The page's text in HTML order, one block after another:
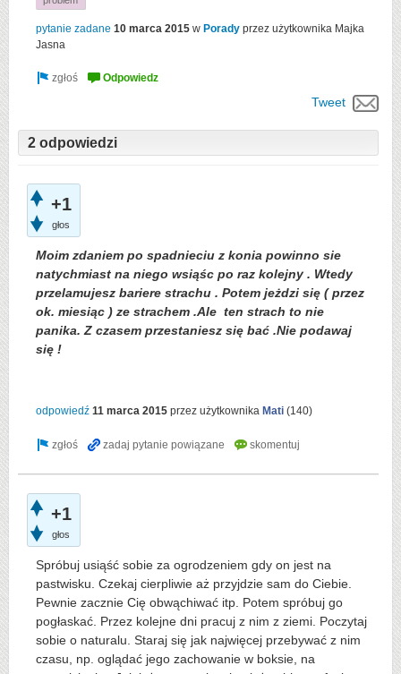
pytanie zadane 10 marca 2015 w Porady przez użytkownika Majka
Jasna
Tweet
2 odpowiedzi
+1
głos
Moim zdaniem po spadnieciu z konia powinno sie
natychmiast na niego wsiąśc po raz kolejny . Wtedy
przelamujesz bariere strachu . Potem jeżdzi się ( przez
ok. miesiąc ) ze strachem .Ale ten strach to nie
panika. Z czasem przestaniesz się bać .Nie podawaj
się !
odpowiedź 11 marca 2015 przez użytkownika Mati (140)
+1
głos
Spróbuj usiąść sobie za ogrodzeniem gdy on jest na
pastwisku. Czekaj cierpliwie aż przyjdzie sam do Ciebie.
Pewnie zacznie Cię obwąchiwać itp. Potem spróbuj go
pogłaskać. Przez kolejne dni pracuj z nim z ziemi. Poczytaj
sobie o naturalu. Staraj się jak najwięcej przebywać z nim
czasu, np. oglądać jego zachowanie w boksie, na